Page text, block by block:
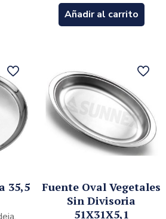
Añadir al carrito
35,5
Fuente Oval Vegetales
Sin Divisoria
51X31X5,1